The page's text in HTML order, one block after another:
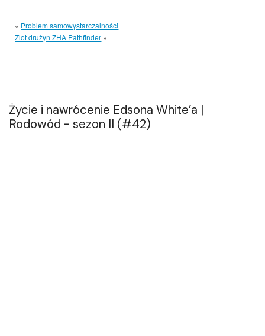
« Problem samowystarczalności
Zlot drużyn ZHA Pathfinder »
Życie i nawrócenie Edsona White’a |
Rodowód - sezon II (#42)